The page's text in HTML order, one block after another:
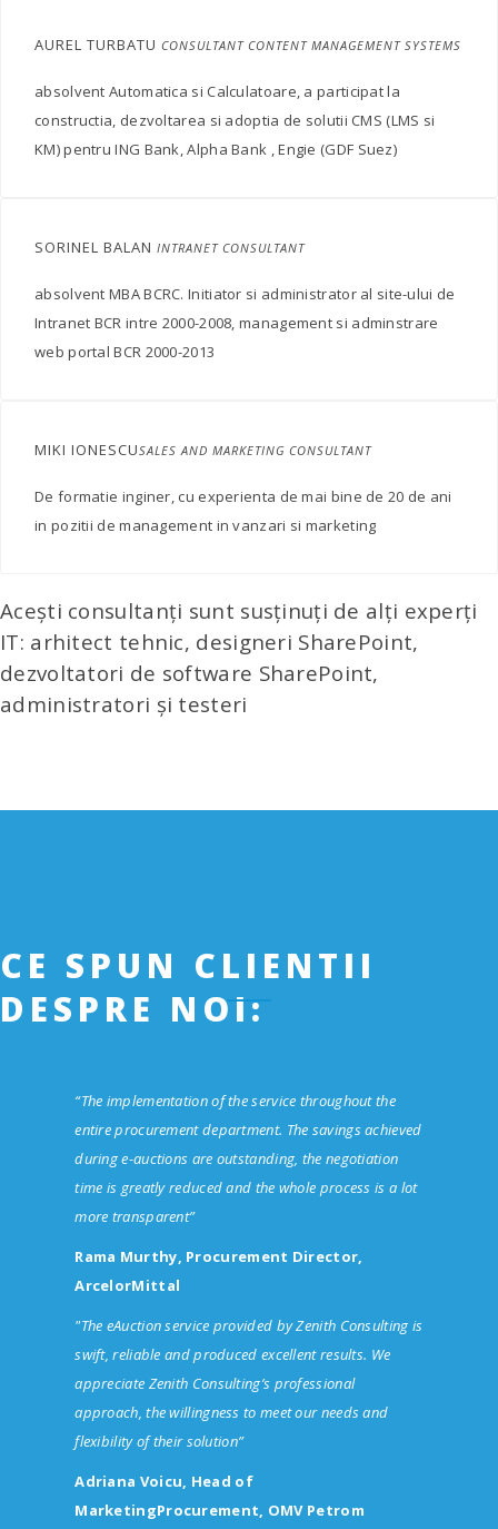
AUREL TURBATU CONSULTANT CONTENT MANAGEMENT SYSTEMS
absolvent Automatica si Calculatoare, a participat la
constructia, dezvoltarea si adoptia de solutii CMS (LMS si
KM) pentru ING Bank, Alpha Bank , Engie (GDF Suez)
SORINEL BALAN INTRANET CONSULTANT
absolvent MBA BCRC. Initiator si administrator al site-ului de
Intranet BCR intre 2000-2008, management si adminstrare
web portal BCR 2000-2013
MIKI IONESCUSALES AND MARKETING CONSULTANT
De formatie inginer, cu experienta de mai bine de 20 de ani
in pozitii de management in vanzari si marketing
Acești consultanți sunt susținuți de alți experți
IT: arhitect tehnic, designeri SharePoint,
dezvoltatori de software SharePoint,
administratori și testeri
CE SPUN CLIENTII
DESPRE NOI:
“The implementation of the service throughout the
entire procurement department. The savings achieved
during e-auctions are outstanding, the negotiation
time is greatly reduced and the whole process is a lot
more transparent”
Rama Murthy, Procurement Director,
ArcelorMittal
"The eAuction service provided by Zenith Consulting is
swift, reliable and produced excellent results. We
appreciate Zenith Consulting’s professional
approach, the willingness to meet our needs and
flexibility of their solution”
Adriana Voicu, Head of
MarketingProcurement, OMV Petrom